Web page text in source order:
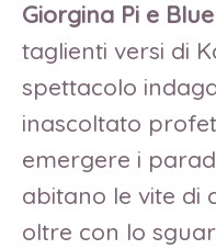
Giorgina Pi e
taglienti versi di
spettacolo
inascoltato
emergere i
abitano le vite di
oltre con lo